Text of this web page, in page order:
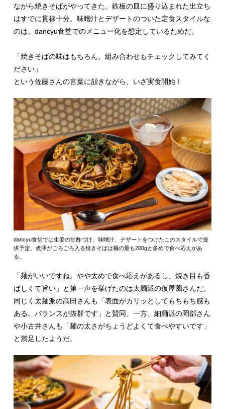
ながら焼きそばがやってきた。鉄板の皿に盛り込まれた出立ち
はすでに貫禄十分。味噌汁とデザートのついた定食スタイルな
のは、dancyu食堂でのメニュー化を想定しているためだ。
「焼きそばの味はもちろん、組み合わせもチェックしてみてく
ださい」
という佐藤さんの言葉に頷きながら、いざ実食開始！
dancyu食堂では生姜の甘酢づけ、味噌汁、デザートをつけたこのスタイルで提
供予定。煮豚がごろごろ入る焼きそばは麺の量も200gと多めで食べ応えがあ
る。
「麺がいいですね。やや太めで食べ応えがあるし、焼き目も香
ばしくて旨い」と第一声を挙げたのは太麺派の仮屋薗さんだ。
同じく太麺派の高田さんも「表面がカリッとしてもちもち感も
ある。バランスが抜群です」と賛同。一方、細麺派の岡部さん
や小古井さんも「麺の太さがちょうどよくて食べやすいです」
と満足したようだ。